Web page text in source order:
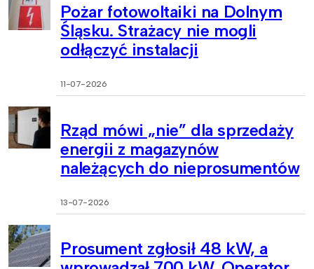
Pożar fotowoltaiki na Dolnym
Śląsku. Strażacy nie mogli
odłączyć instalacji
11-07-2026
Rząd mówi „nie” dla sprzedaży
energii z magazynów
należących do nieprosumentów
13-07-2026
Prosument zgłosił 48 kW, a